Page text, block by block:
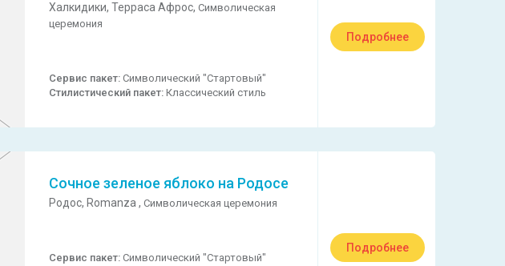
Халкидики,Терраса Афрос,Символическая
церемония
Сервис пакет:Символический "Стартовый"
Стилистический пакет:Классический стиль
Подробнее
Сочное зеленое яблоко на Родосе
Родос, Romanza ,Символическая церемония
Сервис пакет:Символический "Стартовый"
Подробнее